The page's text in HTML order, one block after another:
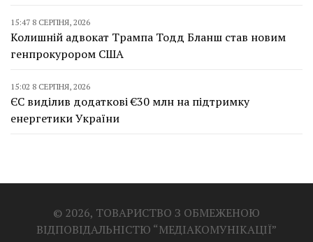
15:47 8 СЕРПНЯ, 2026
Колишній адвокат Трампа Тодд Бланш став новим
генпрокурором США
15:02 8 СЕРПНЯ, 2026
ЄС виділив додаткові €30 млн на підтримку
енергетики України
© 2026, ТОВАРИСТВО З ОБМЕЖЕНОЮ
ВІДПОВІДАЛЬНІСТЮ “МЕДІАКОМУНІКАЦІЇ”